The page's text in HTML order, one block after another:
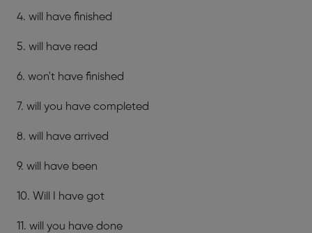
4. will have finished
5. will have read
6. won't have finished
7. will you have completed
8. will have arrived
9. will have been
10. Will I have got
11. will you have done